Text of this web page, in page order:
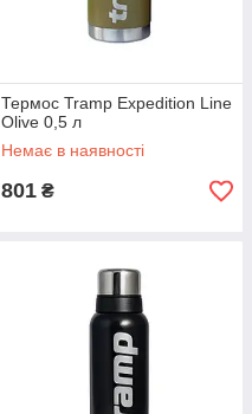
Термос Tramp Expedition Line
Olive 0,5 л
Немає в наявності
801 ₴